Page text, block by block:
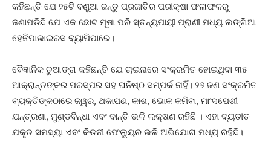
କହିଛନ୍ତି ଯେ ୨୫ଟି ବଣୁଆ ଜନ୍ତୁ ପ୍ରଜାତିର ପରୀକ୍ଷା ଫଳାଫଳରୁ
ଜଣାପଡିଛି ଯେ ଏକ ଛୋଟ ମୂଷା ପରି ସ୍ତନ୍ୟପାୟୀ ପ୍ରାଣୀ ମଧ୍ୟ ଲଙ୍ଗିଆ
ହେନିପାଭାଇରସ ବ୍ୟାପିପାରେ।
ବୈଜ୍ଞାନିକ ଚୁଆଙ୍ଗ କହିଛନ୍ତି ଯେ ଚାଇନାରେ ସଂକ୍ରମିତ ହୋଇଥିବା ୩୫
ଆକ୍ରାନ୍ତଙ୍କର ପରସ୍ପର ସହ ଘନିଷ୍ଠ ସମ୍ପର୍କ ନାହିଁ। ୨୬ ଜଣ ସଂକ୍ରମିତ
ବ୍ୟକ୍ତିଙ୍କଠାରେ ଜ୍ୱର, ଥକାପଣ, କାଶ, ଭୋକ କମିବା, ମାଂସପେଶୀ
ଯନ୍ତ୍ରଣା, ମୁଣ୍ଡବିନ୍ଧା ଏବଂ ବାନ୍ତି ଭଳି ଲକ୍ଷଣ ରହିଛି । ଏହା ବ୍ୟତୀତ
ଯକୃତ ସମସ୍ୟା ଏବଂ କିଡନୀ ଫେଲ୍ୟୁର ଭଳି ଅଭିଯୋଗ ମଧ୍ୟ ରହିଛି।